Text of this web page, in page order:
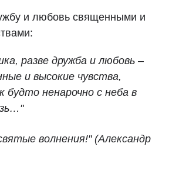
и любовь священными и
разве дружба и любовь –
и высокие чувства,
будто ненарочно с неба в
волнения!" (Александр